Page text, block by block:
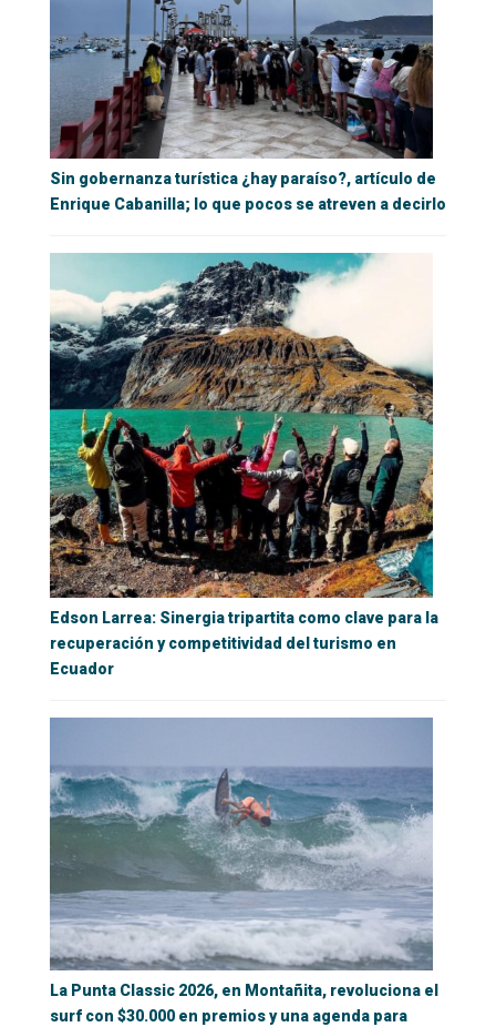
Sin gobernanza turística ¿hay paraíso?, artículo de
Enrique Cabanilla; lo que pocos se atreven a decirlo
Edson Larrea: Sinergia tripartita como clave para la
recuperación y competitividad del turismo en
Ecuador
La Punta Classic 2026, en Montañita, revoluciona el
surf con $30.000 en premios y una agenda para